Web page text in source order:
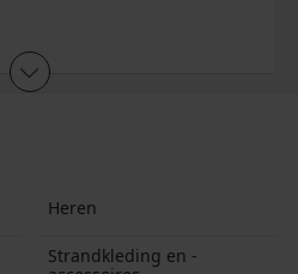
cupsVoorkant
met metalen
Heren
Strandkleding en -